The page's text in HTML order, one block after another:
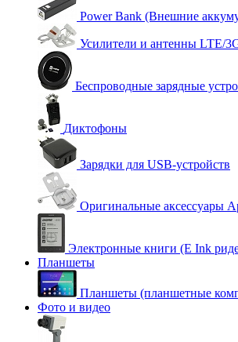
Power Bank (Внешние
Усилители и антенны LTE/
Беспроводные зарядные
Диктофоны
Зарядки для USB-устройств
Оригинальные аксессуары
Электронные книги (E Ink
Планшеты
Планшеты (планшетные
Фото и видео